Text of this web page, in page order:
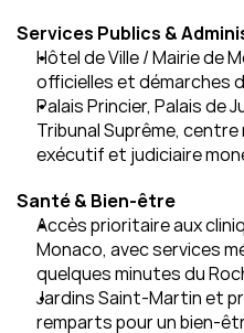
Services Publics &
Hôtel de Ville / Mairie de
officielles et démarches
Palais Princier, Palais de
Tribunal Suprême,
exécutif et judiciaire
Santé & Bien‑être
Accès prioritaire aux
Monaco, avec services
quelques minutes du
Jardins Saint‑Martin et
remparts pour un